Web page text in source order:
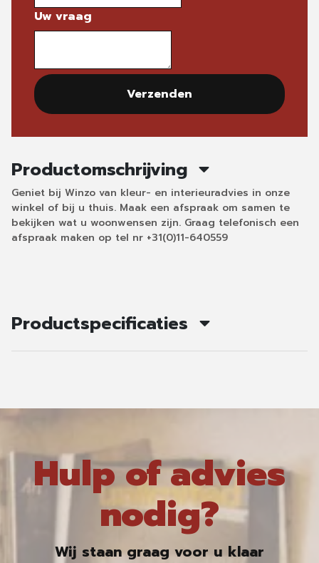
Uw vraag
Verzenden
Productomschrijving
Geniet bij Winzo van kleur- en interieuradvies in onze
winkel of bij u thuis. Maak een afspraak om samen te
bekijken wat u woonwensen zijn. Graag telefonisch een
afspraak maken op tel nr +31(0)11-640559
Productspecificaties
Hulp of advies
nodig?
Wij staan graag voor u klaar